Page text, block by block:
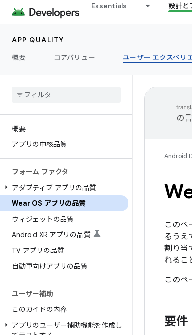
Essentials 設計と
APP QUALITY
概要
コアバリュー ユーザー エクスペリ
概要
アプリの中核品質
フォーム ファクタ
アダプティブ アプリの品質
Wear OS アプリの品質
ウィジェットの品質
Android XR アプリの品質
TV アプリの品質
自動車向けアプリの品質
ユーザー補助
このガイドの内容
アプリのユーザー補助機能を作成し
の
Android
このペ
るうえ
割り当
れるこ
このペ
要件